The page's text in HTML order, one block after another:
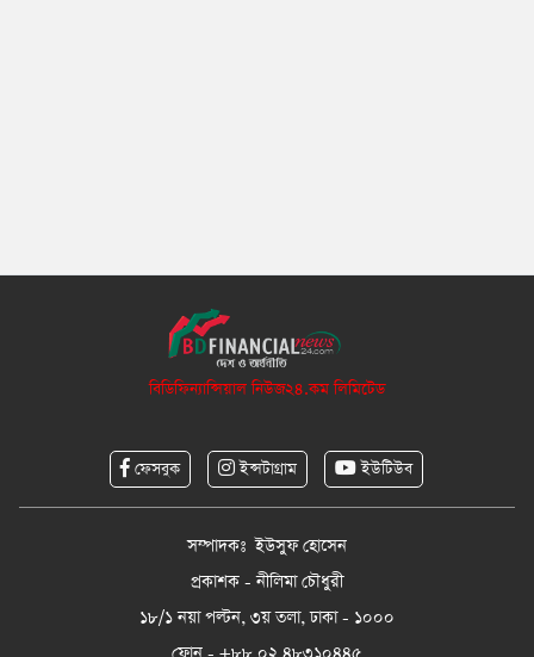
বিডিফিন্যান্সিয়াল নিউজ২৪.কম লিমিটেড
ফেসবুক ইন্সটাগ্রাম ইউটিউব
সম্পাদকঃ ইউসুফ হোসেন
প্রকাশক - নীলিমা চৌধুরী
১৮/১ নয়া পল্টন, ৩য় তলা, ঢাকা - ১০০০